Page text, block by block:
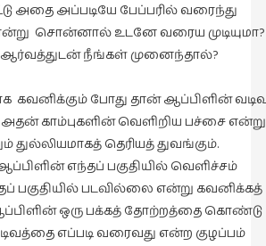
அதை அப்படியே பேப்பரில் வரைந்து
சொன்னால் உடனே வரைய முடியுமா?
நீங்கள் முனைந்தால்?
கவனிக்கும் போது தான் ஆப்பிளின்
அதன் காம்புகளின் வெளிறிய பச்சை என்று
தெரியத் துவங்கும்.
எந்தப் பகுதியில் வெளிச்சம்
பகுதியில் படவில்லை என்று கவனிக்கத்
ஒரு பக்கத் தோற்றத்தை கொண்டு
எப்படி வரைவது என்ற குழப்பம்